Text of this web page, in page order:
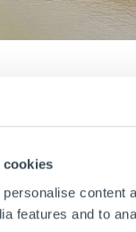
cookies
content
features and to